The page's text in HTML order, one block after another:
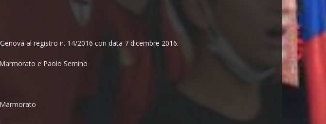
al registro n. 14/2016 con data 7 dicembre 2016.
e Paolo Semino